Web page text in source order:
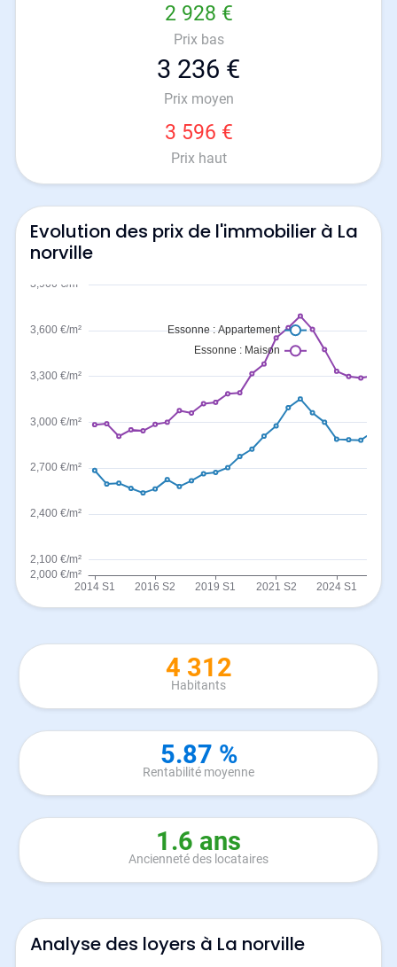
2 928 €
Prix bas
3 236 €
Prix moyen
3 596 €
Prix haut
Evolution des prix de l'immobilier à La
norville
4 312
Habitants
5.87 %
Rentabilité moyenne
1.6 ans
Ancienneté des locataires
Analyse des loyers à La norville